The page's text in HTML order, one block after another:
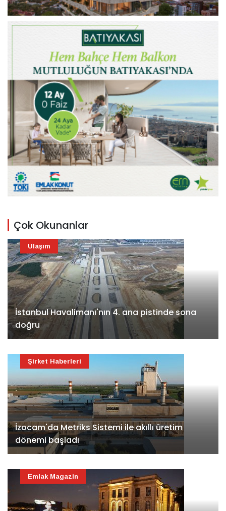
Çok Okunanlar
İstanbul Havalimanı'nın 4. ana pistinde sona
doğru
Ulaşım
İzocam'da Metriks Sistemi ile akıllı üretim
dönemi başladı
Şirket Haberleri
Emlak Magazin